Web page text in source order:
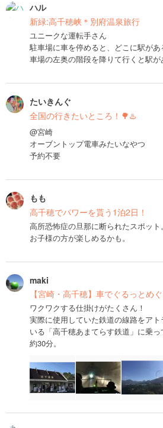
ハル
新緑:高千穂峡＊別府温泉旅行
ユニークな運転手さん
駐車場に車を停めると、どこに駅が
車場の左奥の階段を降りて行くと駅が
たいきんぐ
全国の行きたいところ！🌳♨️
@宮崎
オーブントップ電車みたいなやつ
予約不要
もも
高千穂でパワーを貰う1泊2日！
高所恐怖症の旦那に断られたスポット。
お子様の方が楽しめるかも。
maki
【宮崎・高千穂】車でぐるっとめ
ワクワクする仕掛けがたくさん！
実際に使用していた鉄道の線路をア
いる「高千穂あまてらす鉄道」に乗っ
約30分。